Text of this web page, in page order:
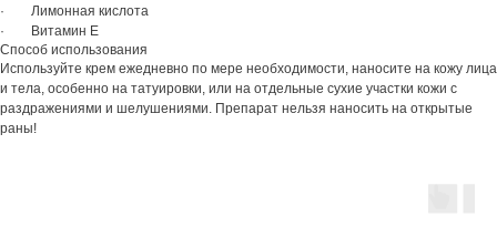
· Лимонная кислота
· Витамин Е
Способ использования
Используйте крем ежедневно по мере необходимости, наносите на кожу лица
и тела, особенно на татуировки, или на отдельные сухие участки кожи с
раздражениями и шелушениями. Препарат нельзя наносить на открытые
раны!